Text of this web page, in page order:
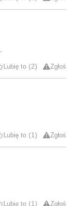
Lubię to 2 Zgłoś
Lubię to 1 Zgłoś
Lubię to 1 Zgłoś